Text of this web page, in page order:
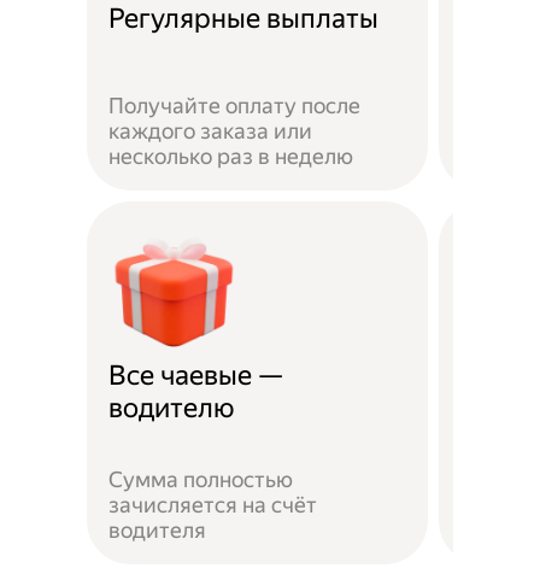
Регулярные выплаты
Получайте оплату после
каждого заказа или
несколько раз в неделю
Все чаевые —
водителю
Сумма полностью
зачисляется на счёт
водителя